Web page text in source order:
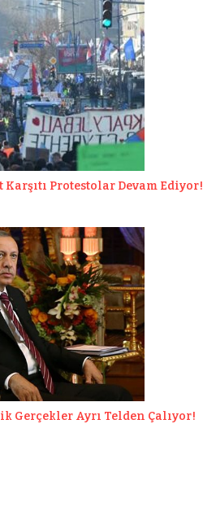
Karşıtı Protestolar Devam Ediyor!
Gerçekler Ayrı Telden Çalıyor!